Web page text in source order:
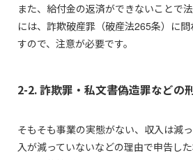
また、給付金の返済ができないことで
には、詐欺破産罪（破産法265条）に
すので、注意が必要です。
2-2. 詐欺罪・私文書偽造罪などの
そもそも事業の実態がない、収入は減
入が減っていないなどの理由で申告し